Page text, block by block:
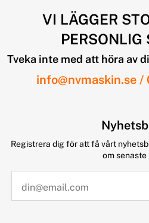
VI LÄGGER
PERSONLIG
Tveka inte med att höra av
info@nvmaskin.se /
Registrera dig för att få vårt
om senaste